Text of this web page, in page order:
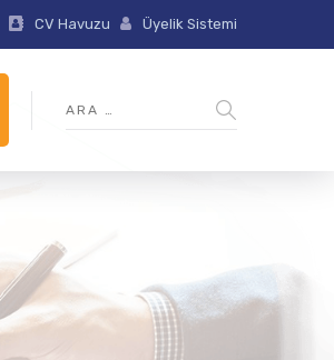
CV Havuzu Üyelik Sistemi